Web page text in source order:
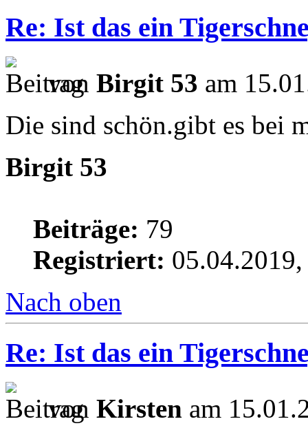
Re: Ist das ein
von Birgit 53 am
Die sind schön.gibt es bei
Birgit 53
Beiträge: 79
Registriert:
Nach oben
Re: Ist das ein
von Kirsten am